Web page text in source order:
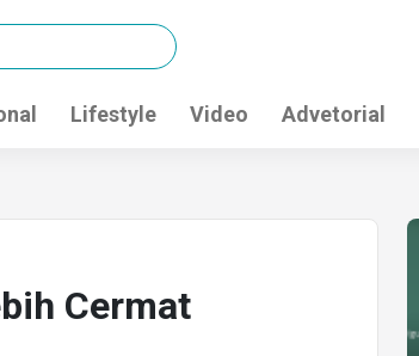
Lifestyle Video Advetorial
Cermat